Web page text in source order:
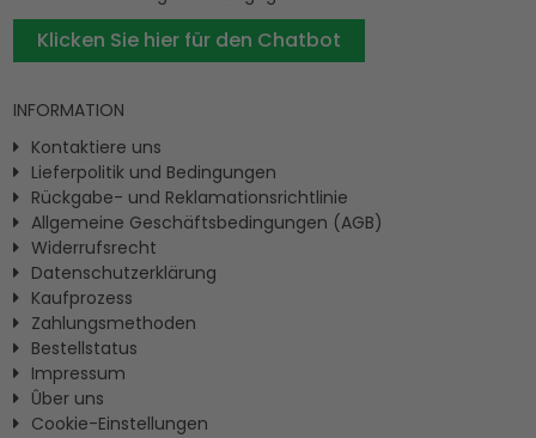
Klicken Sie hier für den Chatbot
INFORMATION
Kontaktiere uns
Lieferpolitik und Bedingungen
Rückgabe- und Reklamationsrichtlinie
Allgemeine Geschäftsbedingungen (AGB)
Widerrufsrecht
Datenschutzerklärung
Kaufprozess
Zahlungsmethoden
Bestellstatus
Impressum
Ûber uns
Cookie-Einstellungen